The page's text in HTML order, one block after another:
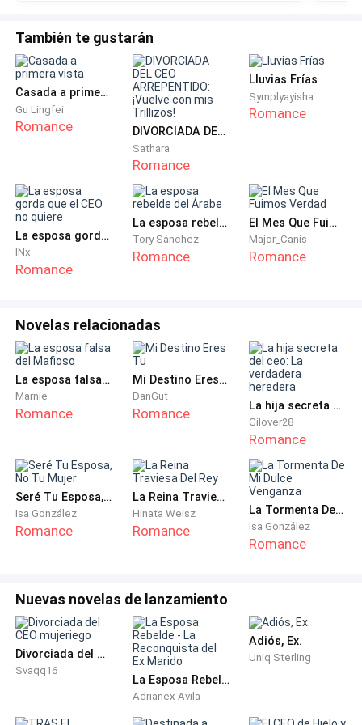
—No para nada, ya voy para allá —dijo un poco
nerviosa, pero antes de poder salir hacia Recursos
Humanos apareció el gerente.
—No es necesario que vaya —manifestó el hombre.
—Ah, entonces puedo irme a limpiar las habitaciones.
—Creo que no me está entendiendo Señorita Almeida,
ya no debe ir a Recursos Humanos, porque ya estoy yo
aquí para darle el recado yo mismo. ¡Está despedida!
hubieran salido dos cabezas, no podía creer lo que le
estaba diciendo, incluso se negó a aceptarlo.
—¿Estás bromeando?
—Tengo cara de hacerlo —dijo con seriedad.
—¿Por qué? Nunca he llegado tarde, siempre llego
antes de la hora, trabajo horas extra si el hotel lo
necesita, soy buena empleada —hizo una pausa y
suspiró con pesar—. Cumplo las reglas —expresó a
—No cumple las reglas.
—Jamás he faltado a ellas.
—No mienta señorita, usted quebrantó las reglas de
este prestigioso hotel cuando inició una relación con
un huésped —ella abrió la boca sorprendida y la volvió
También te gustarán
Casada a primera vista
Gu Lingfei
Romance DIVORCIADA DEL CEO ARREPENTIDO: ¡Vuelve con mis Trillizos!
Sathara
Romance
Lluvias Frías
Symplyayisha
Romance
La esposa gorda que el CEO no quiere
INx
Romance
La esposa rebelde del Árabe
Tory Sánchez
Romance
El Mes Que Fuimos Verdad
Major_Canis
Romance
Novelas relacionadas
La esposa falsa del Mafioso
Marnie
Romance
Mi Destino Eres Tu
DanGut
Romance La hija secreta del ceo: La verdadera heredera
Gilover28
Romance
Seré Tu Esposa, No Tu Mujer
Isa González
Romance
La Reina Traviesa Del Rey
Hinata Weisz
Romance
La Tormenta De Mi Dulce Venganza
Isa González
Romance
Nuevas novelas de lanzamiento
Divorciada del CEO mujeriego
Svaqq16
La Esposa Rebelde - La Reconquista del Ex Marido
Adrianex Avila
Adiós, Ex.
Uniq Sterling